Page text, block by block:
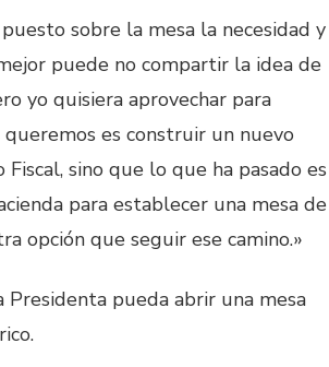
sobre la mesa la necesidad y
puede no compartir la idea de
yo quisiera aprovechar para
es construir un nuevo
sino que lo que ha pasado es
para establecer una mesa de
opción que seguir ese camino.»
pueda abrir una mesa